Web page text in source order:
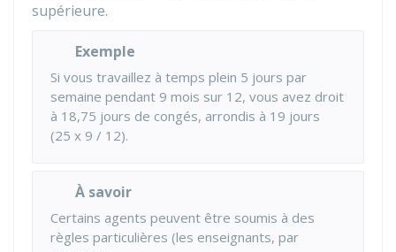
supérieure.
Exemple
Si vous travaillez à temps plein 5 jours par
semaine pendant 9 mois sur 12, vous avez droit
à 18,75 jours de congés, arrondis à 19 jours
(25 x 9 / 12).
À savoir
Certains agents peuvent être soumis à des
règles particulières (les enseignants, par